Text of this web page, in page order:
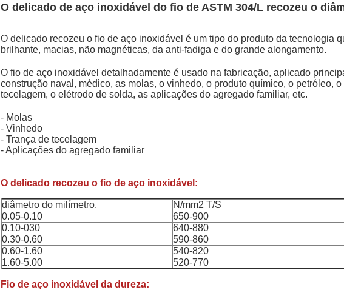
O delicado de aço inoxidável do fio de ASTM 304/L recozeu o
O delicado recozeu o fio de aço inoxidável é um tipo do produto da tecnologia
brilhante, macias, não magnéticas, da anti-fadiga e do grande alongamento.
O fio de aço inoxidável detalhadamente é usado na fabricação, aplicado
construção naval, médico, as molas, o vinhedo, o produto químico, o petróleo,
tecelagem, o elétrodo de solda, as aplicações do agregado familiar, etc.
- Molas
- Vinhedo
- Trança de tecelagem
- Aplicações do agregado familiar
O delicado recozeu o fio de aço inoxidável:
diâmetro do milímetro. N/mm2 T/S
0.05-0.10
650-900
0.10-030
640-880
0.30-0.60
590-860
0.60-1.60
540-820
1.60-5.00
520-770
Fio de aço inoxidável da dureza: